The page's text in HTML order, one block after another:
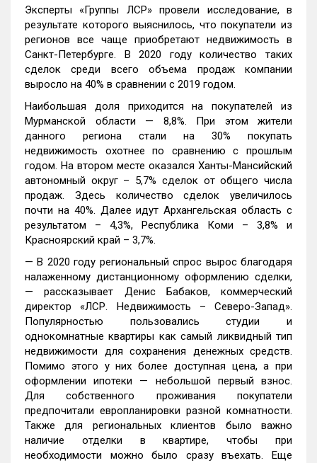
Эксперты «Группы ЛСР» провели исследование, в
результате которого выяснилось, что покупатели из
регионов все чаще приобретают недвижимость в
Санкт-Петербурге. В 2020 году количество таких
сделок среди всего объема продаж компании
выросло на 40% в сравнении с 2019 годом.
Наибольшая доля приходится на покупателей из
Мурманской области — 8,8%. При этом жители
данного региона стали на 30% покупать
недвижимость охотнее по сравнению с прошлым
годом. На втором месте оказался Ханты-Мансийский
автономный округ – 5,7% сделок от общего числа
продаж. Здесь количество сделок увеличилось
почти на 40%. Далее идут Архангельская область с
результатом – 4,3%, Республика Коми – 3,8% и
Красноярский край – 3,7%.
— В 2020 году региональный спрос вырос благодаря
налаженному дистанционному оформлению сделки,
— рассказывает Денис Бабаков, коммерческий
директор «ЛСР. Недвижимость – Северо-Запад».
Популярностью пользовались студии и
однокомнатные квартиры как самый ликвидный тип
недвижимости для сохранения денежных средств.
Помимо этого у них более доступная цена, а при
оформлении ипотеки — небольшой первый взнос.
Для собственного проживания покупатели
предпочитали европланировки разной комнатности.
Также для региональных клиентов было важно
наличие отделки в квартире, чтобы при
необходимости можно было сразу въехать. Еще